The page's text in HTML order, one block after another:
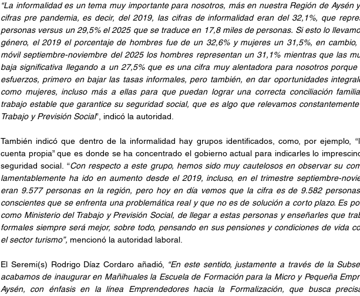
“La informalidad es un tema muy importante para nosotros, más en nuestra Región de Aysén
cifras pre pandemia, es decir, del 2019, las cifras de informalidad eran del 32,1%, que
personas versus un 29,5% el 2025 que se traduce en 17,8 miles de personas. Si esto lo
género, el 2019 el porcentaje de hombres fue de un 32,6% y mujeres un 31,5%, en
móvil septiembre-noviembre del 2025 los hombres representan un 31,1% mientras que las
baja significativa llegando a un 27,5% que es una cifra muy alentadora para nosotros
esfuerzos, primero en bajar las tasas informales, pero también, en dar oportunidades
como mujeres, incluso más a ellas para que puedan lograr una correcta conciliación
trabajo estable que garantice su seguridad social, que es algo que relevamos
Trabajo y Previsión Social”, indicó la autoridad.
También indicó que dentro de la informalidad hay grupos identificados, como, por ejemplo,
cuenta propia” que es donde se ha concentrado el gobierno actual para indicarles lo
seguridad social. “Con respecto a este grupo, hemos sido muy cautelosos en observar su
lamentablemente ha ido en aumento desde el 2019, incluso, en el trimestre septiembre-
eran 9.577 personas en la región, pero hoy en día vemos que la cifra es de 9.582
conscientes que se enfrenta una problemática real y que no es de solución a corto plazo. Es
como Ministerio del Trabajo y Previsión Social, de llegar a estas personas y enseñarles que
formales siempre será mejor, sobre todo, pensando en sus pensiones y condiciones de vida
el sector turismo”, mencionó la autoridad laboral.
El Seremi(s) Rodrigo Díaz Cordaro añadió, “En este sentido, justamente a través de la
acabamos de inaugurar en Mañihuales la Escuela de Formación para la Micro y Pequeña
Aysén, con énfasis en la línea Emprendedores hacia la Formalización, que busca